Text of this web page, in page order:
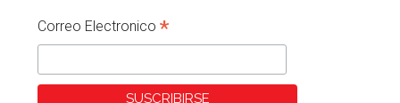
Correo Electronico*